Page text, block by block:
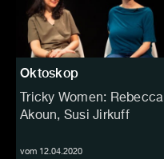
Oktoskop
Tricky Women: Rebecca
Akoun, Susi Jirkuff
vom 12.04.2020